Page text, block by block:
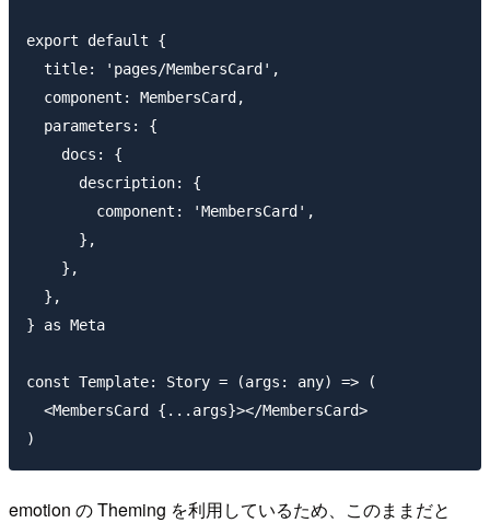
export default {
  title: 'pages/MembersCard',
  component: MembersCard,
  parameters: {
    docs: {
      description: {
        component: 'MembersCard',
      },
    },
  },
} as Meta
const Template: Story = (args: any) => (
  <MembersCard {...args}></MembersCard>
emotion の Theming を利用しているため、このままだと